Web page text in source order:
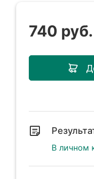
740 руб.
В личном